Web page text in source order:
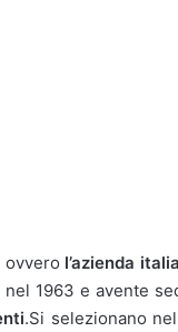
ovvero l’azienda
nel 1963 e avente
.Si selezionano